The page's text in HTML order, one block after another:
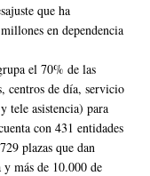
que ha
en dependencia
el 70% de las
centros de día, servicio
tele asistencia) para
con 431 entidades
plazas que dan
más de 10.000 de